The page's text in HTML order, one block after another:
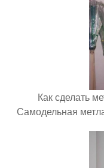
Как сделать
Самодельная